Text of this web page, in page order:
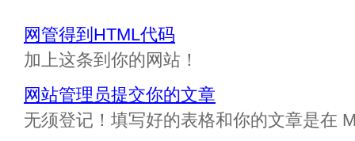
网管得到HTML代码
加上这条到你的网站！
网站管理员提交你的文章
无须登记！填写好的表格和你的文章是在